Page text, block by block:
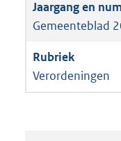
Gemeenteblad
Verordeningen